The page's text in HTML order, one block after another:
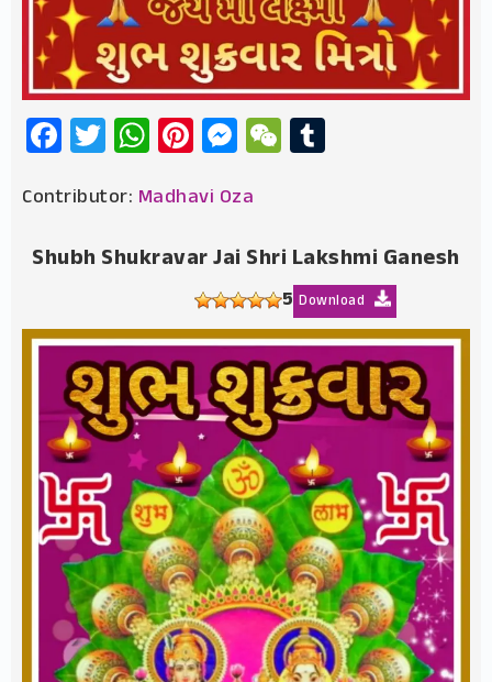
Facebook
Twitter
WhatsApp
Pinterest
Messenger
WeChat
Contributor: Madhavi Oza
Shubh Shukravar Jai Shri Lakshmi Ganesh
5 Download